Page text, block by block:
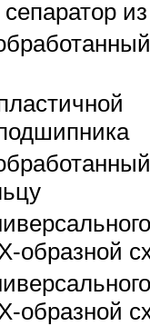
образной
образной